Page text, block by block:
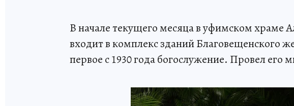
В начале текущего месяца в уфимском храме
входит в комплекс зданий Благовещенского
первое с 1930 года богослужение. Провел его